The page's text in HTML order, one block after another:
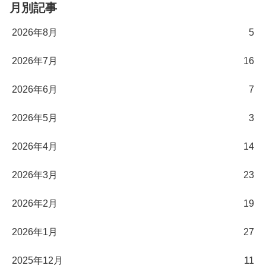
月別記事
2026年8月 5
2026年7月 16
2026年6月 7
2026年5月 3
2026年4月 14
2026年3月 23
2026年2月 19
2026年1月 27
2025年12月 11